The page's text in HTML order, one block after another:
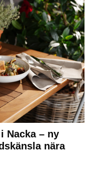
Nacka – ny
nära